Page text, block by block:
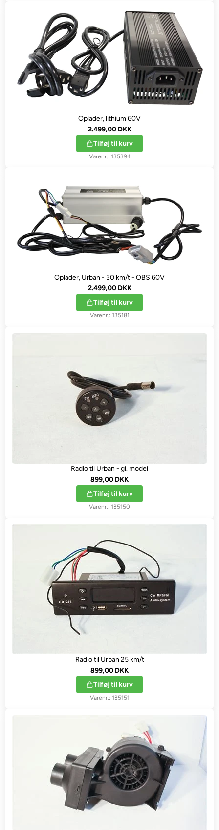
Oplader, lithium 60V
2.499,00 DKK
Tilføj til kurv
135394
Oplader, Urban - 30 km/t - OBS 60V
2.499,00 DKK
Tilføj til kurv
135181
Radio til Urban - gl. model
899,00 DKK
Tilføj til kurv
135150
Radio til Urban 25 km/t
899,00 DKK
Tilføj til kurv
135151